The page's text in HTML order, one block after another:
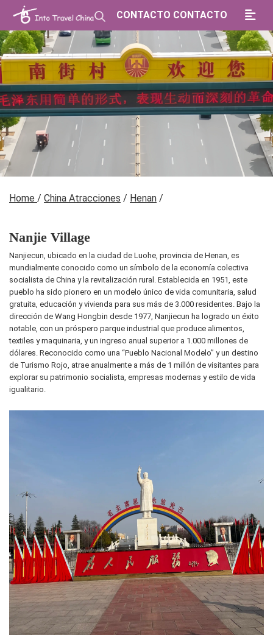
CONTACTO CONTACTO
Home / China Atracciones / Henan /
Nanjie Village
Nanjiecun, ubicado en la ciudad de Luohe, provincia de Henan, es
mundialmente conocido como un símbolo de la economía colectiva
socialista de China y la revitalización rural. Establecida en 1951, este
pueblo ha sido pionero en un modelo único de vida comunitaria, salud
gratuita, educación y vivienda para sus más de 3.000 residentes. Bajo la
dirección de Wang Hongbin desde 1977, Nanjiecun ha logrado un éxito
notable, con un próspero parque industrial que produce alimentos,
textiles y maquinaria, y un ingreso anual superior a 1.000 millones de
dólares. Reconocido como una “Pueblo Nacional Modelo” y un destino
de Turismo Rojo, atrae anualmente a más de 1 millón de visitantes para
explorar su patrimonio socialista, empresas modernas y estilo de vida
igualitario.